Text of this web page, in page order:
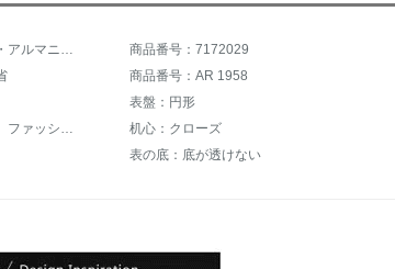
商品名称：アンプリオ・アルマニル1958 商品番号：7172029
商品番号：AR 1958
表盤：円形
スタイル：カジュアル、ファッション、その他
机心：クローズ
表の底：底が透けない